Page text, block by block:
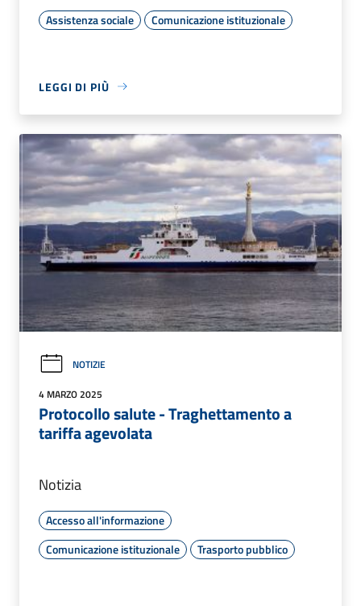
Assistenza sociale Comunicazione istituzionale
LEGGI DI PIÙ
NOTIZIE
4 MARZO 2025
Protocollo salute - Traghettamento a
tariffa agevolata
Notizia
Accesso all'informazione
Comunicazione istituzionale
Trasporto pubblico